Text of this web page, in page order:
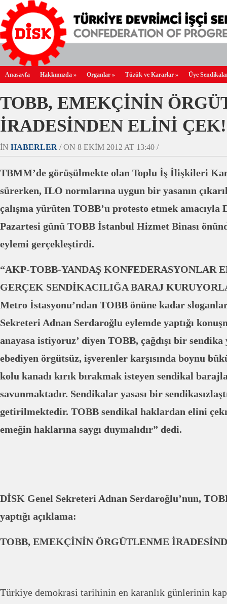
Anasayfa Hakkımızda » Organlar » Tüzük ve Kararlar » Üye
TOBB, EMEKÇİNİN
İRADESİNDEN ELİNİ
IN HABERLER / ON 8 EKIM 2012 AT 13:40 /
TBMM’de görüşülmekte olan Toplu İş İlişkileri
sürerken, ILO normlarına uygun bir yasanın
çalışma yürüten TOBB’u protesto etmek amacıyla
Pazartesi günü TOBB İstanbul Hizmet Binası
eylemi gerçekleştirdi.
“AKP-TOBB-YANDAŞ KONFEDERASYONLAR
GERÇEK SENDİKACILIĞA BARAJ
Metro İstasyonu’ndan TOBB önüne kadar
Sekreteri Adnan Serdaroğlu eylemde yaptığı
anayasa istiyoruz’ diyen TOBB, çağdışı bir sendika
ebediyen örgütsüz, işverenler karşısında boynu
kolu kanadı kırık bırakmak isteyen sendikal
savunmaktadır. Sendikalar yasası bir
getirilmektedir. TOBB sendikal haklardan elini
emeğin haklarına saygı duymalıdır” dedi.
DİSK Genel Sekreteri Adnan Serdaroğlu’nun,
yaptığı açıklama:
TOBB, EMEKÇİNİN ÖRGÜTLENME
Türkiye demokrasi tarihinin en karanlık günlerinin